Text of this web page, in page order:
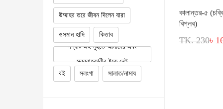
উম্মাহর তরে জীবন দিলেন যারা
ওসমান হাদি
কিতাব
পণ্যটি এই মুহুর্তে আমাদের এবং
সরবরাহকারীর ষ্টকে নেই
বই
সলংগা সালাত/নামায
কালান্তর-৫
বিপ্লব)
TK. 230৳